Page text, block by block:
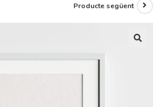
Producte següent